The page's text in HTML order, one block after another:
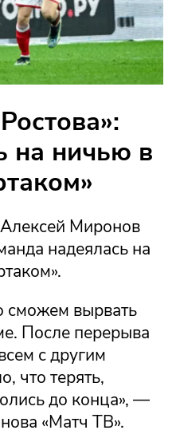
на ничью в
Алексей Миронов
надеялась на
сможем вырвать
После перерыва
с другим
что терять,
до конца», —
«Матч ТВ».